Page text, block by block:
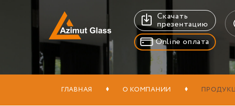
Скачать
презентацию
Online оплата
ГЛАВНАЯ О КОМПАНИИ